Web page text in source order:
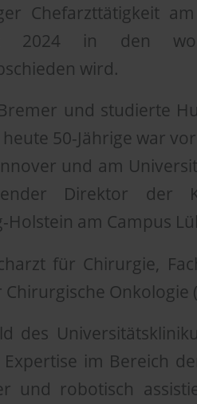
Chefarzttätigkeit
2024 in den
wird.
und studierte
50-Jährige war
und am
Direktor der
am Campus
für Chirurgie,
Onkologie
des
im Bereich
und robotisch